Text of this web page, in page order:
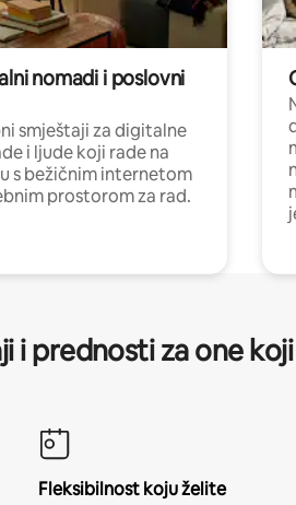
nomadi i poslovni
smještaji za digitalne
i ljude koji rade na
s bežičnim internetom
prostorom za rad.
i prednosti za one
Fleksibilnost koju želite